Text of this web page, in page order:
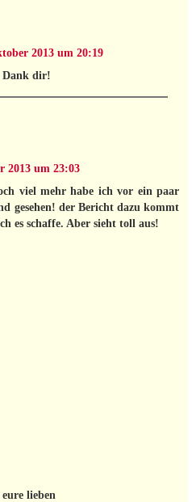
2013 um 20:19
Dank dir!
2013 um 23:03
viel mehr habe ich vor ein paar
gesehen! der Bericht dazu kommt
es schaffe. Aber sieht toll aus!
lieben